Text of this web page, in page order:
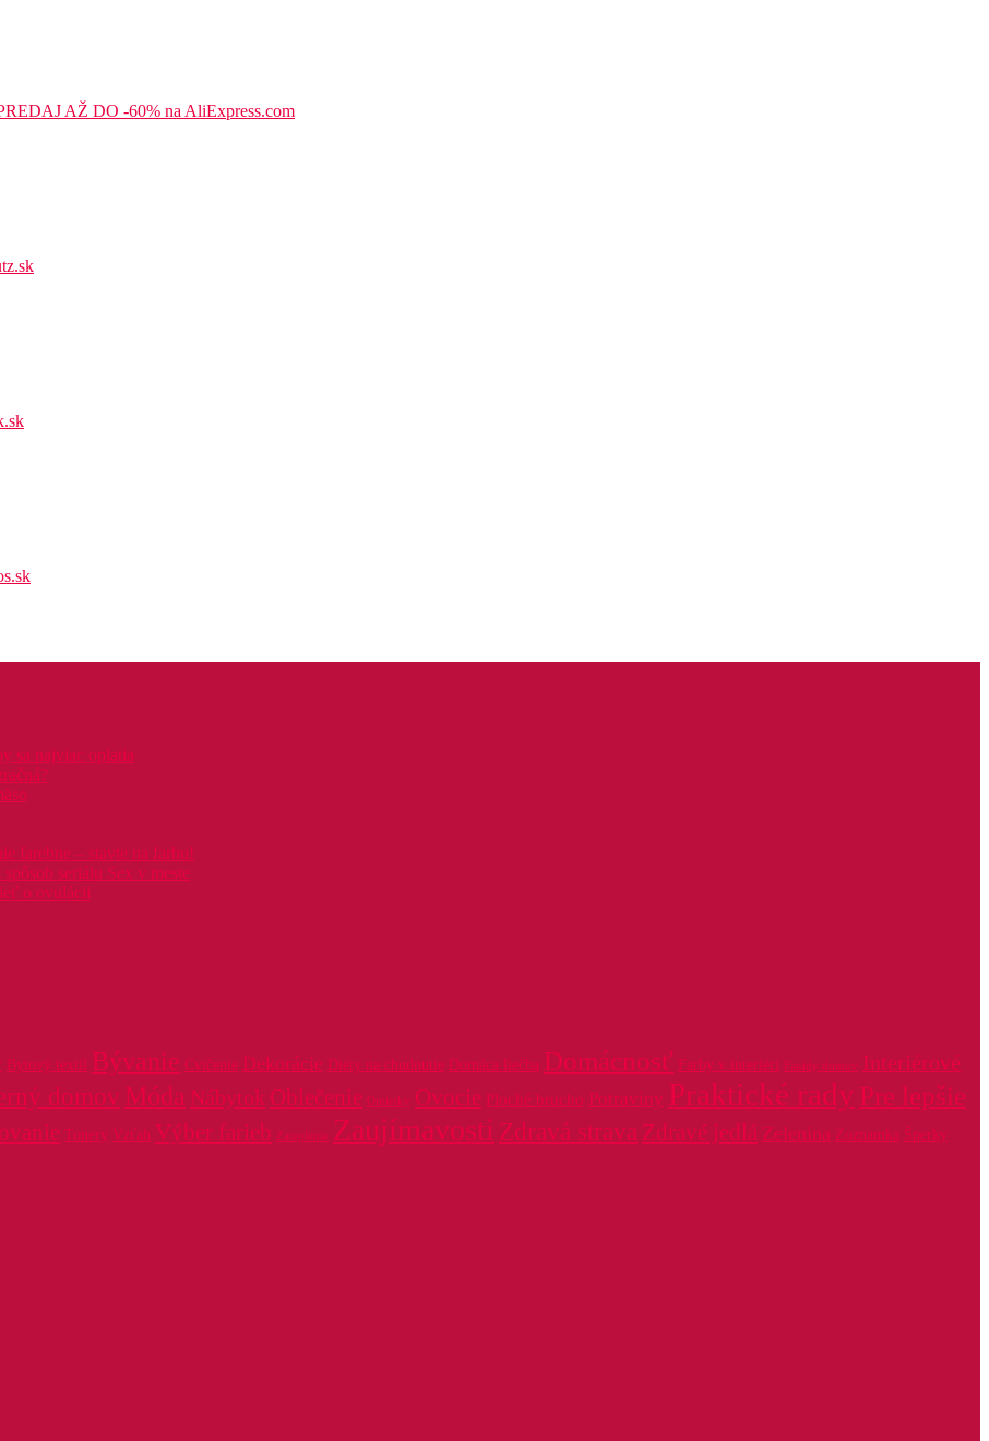
AŽ DO -60% na AliExpress.com
sa najviac oplatia
farebne – stavte na farbu!
seriálu Sex v meste
o ovulácii
Bytový textil Bývanie Cvičenie Dekorácie Diéty na chudnutie Domáca liečba Domácnosť Farby v interiéri Fasády domov Interiérové
domov Móda Nábytok Oblečenie Omietky Ovocie Ploché brucho Potraviny Praktické rady Pre lepšie
Tonery Vzťah Výber farieb Zateplenie Zaujímavosti Zdravá strava Zdravé jedlá Zelenina Zoznamka Šperky